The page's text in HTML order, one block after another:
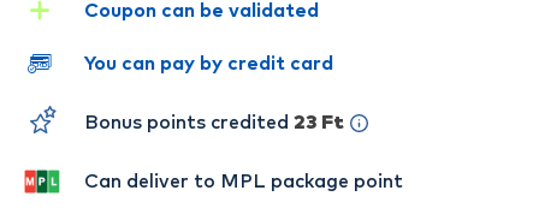
Coupon can be validated
You can pay by credit card
Bonus points credited 23 Ft
Can deliver to MPL package point